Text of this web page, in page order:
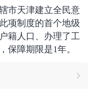
市天津建立全民意
项制度的首个地级
籍人口、办理了工
保障期限是1年。